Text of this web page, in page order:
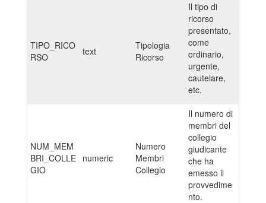
TIPO_RICO
RSO
text
Tipologia
Ricorso
Il tipo di
ricorso
presentato,
come
ordinario,
urgente,
cautelare,
etc.
NUM_MEM
BRI_COLLE
GIO
numeric
Numero
Membri
Collegio
Il numero di
membri del
collegio
giudicante
che ha
emesso il
provvedime
nto.